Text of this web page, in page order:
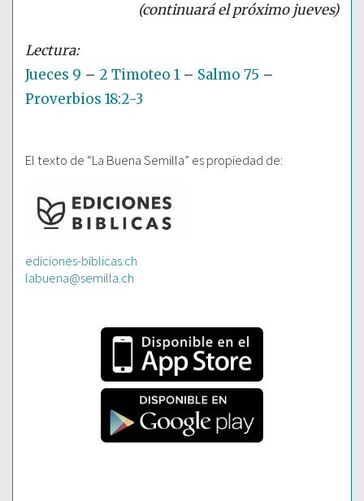
(continuará el próximo jueves)
Jueces 9 – 2 Timoteo 1 – Salmo 75 –
Proverbios 18:2-3
El texto de “La Buena Semilla” es propiedad de:
ediciones-biblicas.ch
labuena@semilla.ch